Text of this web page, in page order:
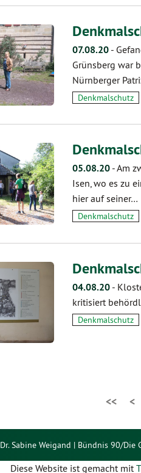
07.08.20 -
Grünsberg war
Nürnberger
Denkmalschutz
05.08.20 -Am
Isen, wo es zu
hier auf seiner…
Denkmalschutz
04.08.20 -
kritisiert
Denkmalschutz
<< <
Dr. Sabine Weigand | Bündnis 90/
Diese Website ist gemacht mit